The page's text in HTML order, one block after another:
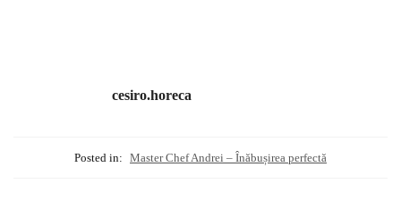
cesiro.horeca
Posted in: Master Chef Andrei – Înăbușirea perfectă